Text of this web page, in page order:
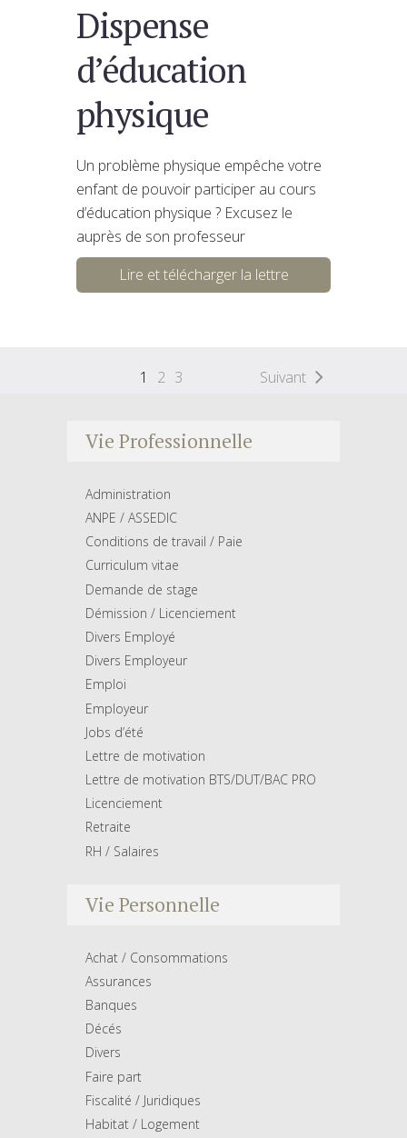
Dispense
d’éducation
physique
Un problème physique empêche votre
enfant de pouvoir participer au cours
d’éducation physique ? Excusez le
auprès de son professeur
Lire et télécharger la lettre
1 2 3 Suivant
Vie Professionnelle
Administration
ANPE / ASSEDIC
Conditions de travail / Paie
Curriculum vitae
Demande de stage
Démission / Licenciement
Divers Employé
Divers Employeur
Emploi
Employeur
Jobs d’été
Lettre de motivation
Lettre de motivation BTS/DUT/BAC PRO
Licenciement
Retraite
RH / Salaires
Vie Personnelle
Achat / Consommations
Assurances
Banques
Décés
Divers
Faire part
Fiscalité / Juridiques
Habitat / Logement